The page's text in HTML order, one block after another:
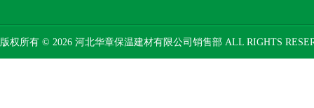
版权所有 © 2026 河北华章保温建材有限公司销售部 ALL RIGHTS